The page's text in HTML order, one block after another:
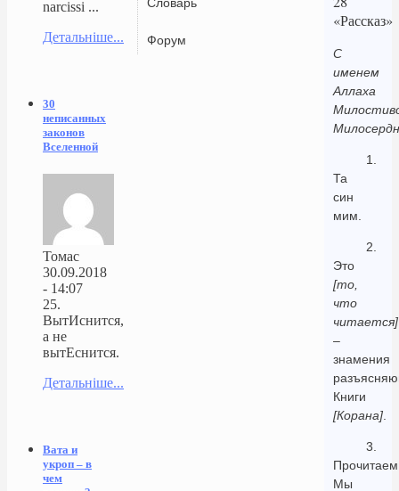
Форум
«Рассказ»
С
именем
Аллаха
1.
Та
син
мим.
2.
Это
[то,
что
читается]
–
знамения
Книги
[Корана].
3.
Прочитаем
Мы
narcissi ...
Детальніше...
30
неписанных
законов
Вселенной
Томас
30.09.2018
- 14:07
25.
ВытИснится,
а не
вытЕснится.
Детальніше...
Вата и
укроп – в
чем